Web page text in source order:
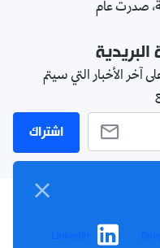
صدرت عام
الأخبار التي سيتم
اشتراك
LinkedIn